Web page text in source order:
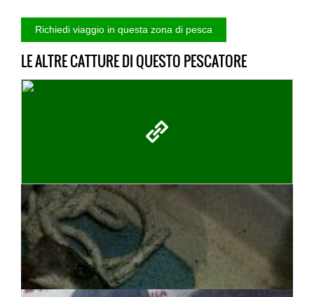
LE ALTRE CATTURE DI QUESTO PESCATORE